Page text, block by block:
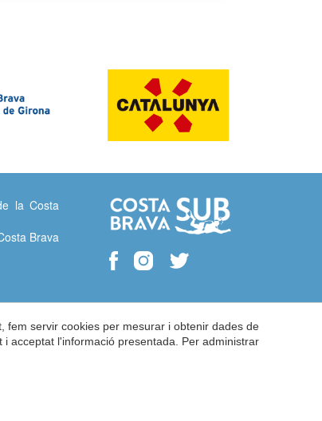
la Costa
Brava
fem servir cookies per mesurar i obtenir dades de
acceptat l'informació presentada. Per administrar